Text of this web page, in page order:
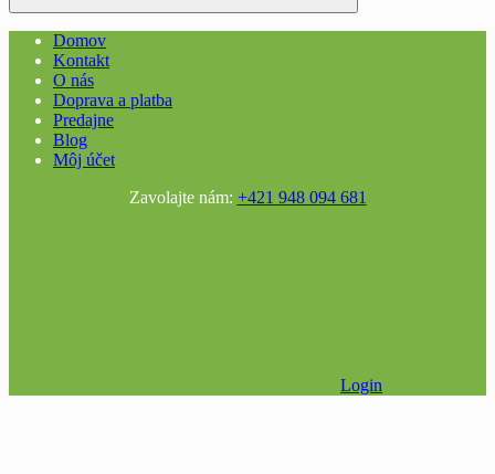
Domov
Kontakt
O nás
Doprava a platba
Predajne
Blog
Môj účet
Zavolajte nám: +421 948 094 681
Login